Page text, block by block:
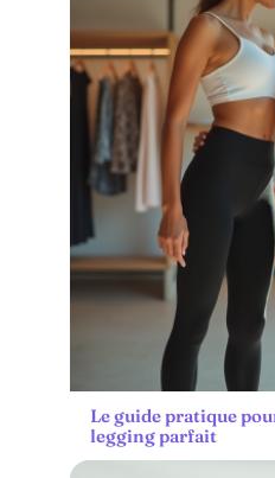
Le guide pratique
legging parfait